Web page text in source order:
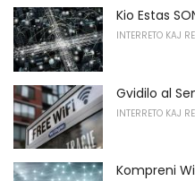
Kio Estas
INTERRETO KAJ
Gvidilo al
INTERRETO KAJ
Kompreni